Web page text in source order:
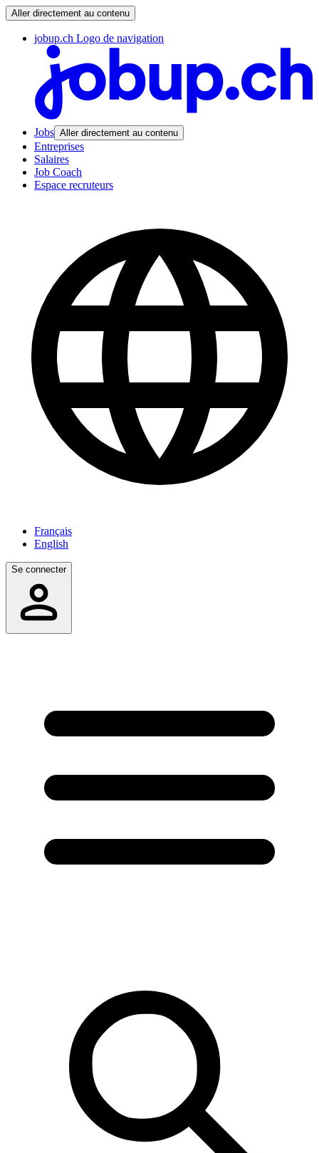
Aller directement au contenu
jobup.ch Logo de navigation
Jobs Aller directement au contenu
Entreprises
Salaires
Job Coach
Espace recruteurs
Français
English
Se connecter